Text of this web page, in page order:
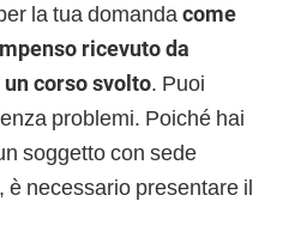
la tua domandacome
ricevuto da
corso svolto. Puoi
problemi. Poiché hai
soggetto con sede
è necessario presentare il